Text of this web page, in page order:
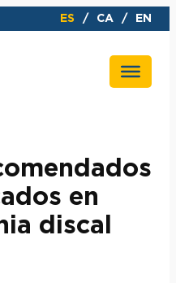
ES CA EN
en
discal